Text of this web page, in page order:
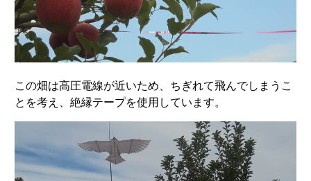
この畑は高圧電線が近いため、ちぎれて飛んでしまうこ
とを考え、絶縁テープを使用しています。